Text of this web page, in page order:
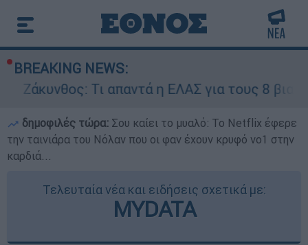
BREAKING NEWS:
Τι απαντά η ΕΛΑΣ για τους 8 βιασμούς
δημοφιλές τώρα: Σου καίει το μυαλό: Το Netflix έφερε
την ταινιάρα του Νόλαν που οι φαν έχουν κρυφό νο1 στην
καρδιά...
Τελευταία νέα και ειδήσεις σχετικά με:
MYDATA